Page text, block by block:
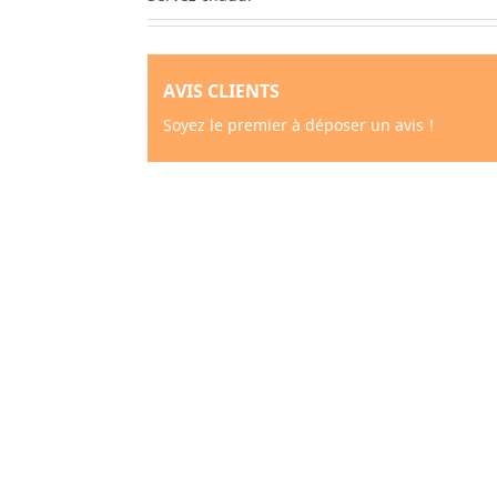
AVIS CLIENTS
Soyez le premier à déposer un avis !